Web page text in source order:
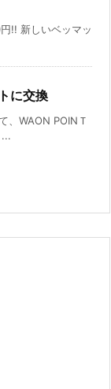
!! 新しいベッマッ
に交換
、WAON POINＴ